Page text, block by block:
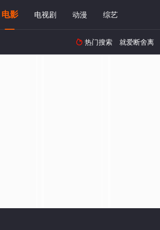
电影 电视剧 动漫 综艺
 热门搜索 就爱断舍离